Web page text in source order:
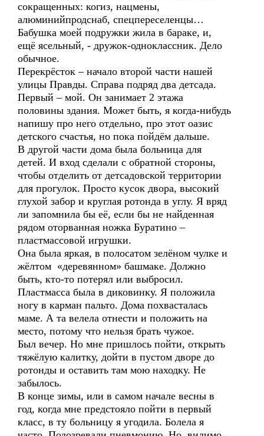
сокращенных: когиз, нацмены,
алюминийпродснаб, спецпереселенцы…
Бабушка моей подружки жила в бараке, и,
ещё ясельный, - дружок-одноклассник. Дело
обычное.
Перекрёсток – начало второй части нашей
улицы Правды. Справа подряд два детсада.
Первый – мой. Он занимает 2 этажа
половины здания. Может быть, я когда-нибудь
напишу про него отдельно, про этот оазис
детского счастья, но пока пойдём дальше.
В другой части дома была больница для
детей. И вход сделали с обратной стороны,
чтобы отделить от детсадовской территории
для прогулок. Просто кусок двора, высокий
глухой забор и круглая ротонда в углу. Я вряд
ли запомнила бы её, если бы не найденная
рядом оторванная ножка Буратино –
пластмассовой игрушки.
Она была яркая, в полосатом зелёном чулке и
жёлтом «деревянном» башмаке. Должно
быть, кто-то потерял или выбросил.
Пластмасса была в диковинку. Я положила
ногу в карман пальто. Дома похвасталась
маме. А та велела отнести и положить на
место, потому что нельзя брать чужое.
Был вечер. Но мне пришлось пойти, открыть
тяжёлую калитку, дойти в пустом дворе до
ротонды и оставить там мою находку. Не
забылось.
В конце зимы, или в самом начале весны в
год, когда мне предстояло пойти в первый
класс, в ту больницу я угодила. Болела я